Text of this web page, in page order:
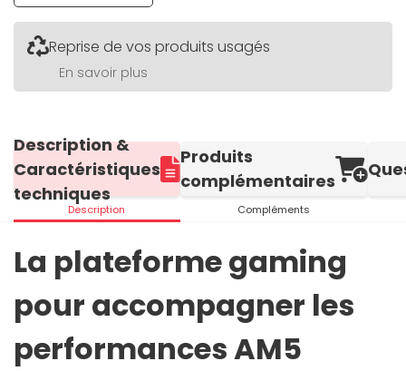
Reprise de vos produits usagés
En savoir plus
Description &
Caractéristiques
techniques
Description
Produits
complémentaires
Compléments
La plateforme gaming
pour accompagner les
performances AM5